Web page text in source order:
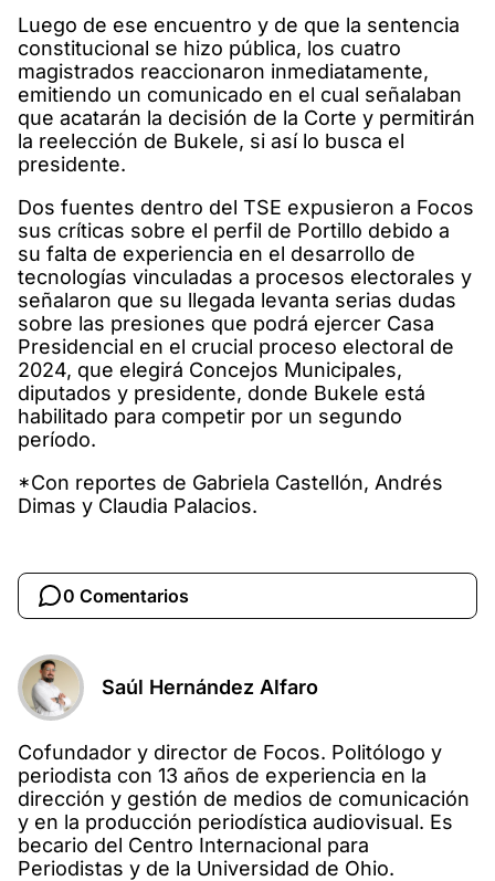
Luego de ese encuentro y de que la sentencia
constitucional se hizo pública, los cuatro
magistrados reaccionaron inmediatamente,
emitiendo un comunicado en el cual señalaban
que acatarán la decisión de la Corte y permitirán
la reelección de Bukele, si así lo busca el
presidente.
Dos fuentes dentro del TSE expusieron a Focos
sus críticas sobre el perfil de Portillo debido a
su falta de experiencia en el desarrollo de
tecnologías vinculadas a procesos electorales y
señalaron que su llegada levanta serias dudas
sobre las presiones que podrá ejercer Casa
Presidencial en el crucial proceso electoral de
2024, que elegirá Concejos Municipales,
diputados y presidente, donde Bukele está
habilitado para competir por un segundo
período.
*Con reportes de Gabriela Castellón, Andrés
Dimas y Claudia Palacios.
0 Comentarios
Saúl Hernández Alfaro
Cofundador y director de Focos. Politólogo y
periodista con 13 años de experiencia en la
dirección y gestión de medios de comunicación
y en la producción periodística audiovisual. Es
becario del Centro Internacional para
Periodistas y de la Universidad de Ohio.